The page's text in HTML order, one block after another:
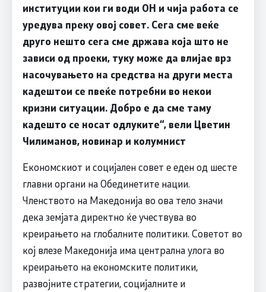
институции кои ги води ОН и чија работа се
уредува преку овој совет. Сега сме веќе
друго нешто сега сме држава која што не
зависи од проеки, туку може да влијае врз
насочувањето на средства на други места
кадештои се пвеќе потребни во некои
кризни ситуации. Добро е да сме таму
кадешто се носат одлуките“, вели Цветин
Чилиманов, новинар и колумнист
Економскиот и социјален совет е еден од шесте
главни органи на Обединетите нации.
Членството на Македонија во ова тело значи
дека земјата директно ќе учествува во
креирањето на глобалните политики. Советот во
кој влезе Македонија има централна улога во
креирањето на економските политики,
развојните стратегии, социјалните и